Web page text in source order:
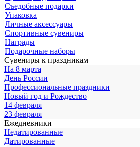
Съедобные подарки
Упаковка
Личные аксессуары
Спортивные сувениры
Награды
Подарочные наборы
Сувениры к праздникам
На 8 марта
День России
Профессиональные праздники
Новый год и Рождество
14 февраля
23 февраля
Ежедневники
Недатированные
Датированные